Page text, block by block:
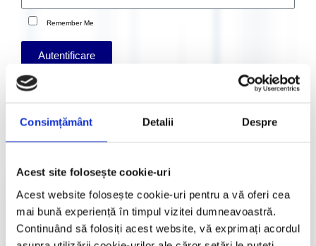
Consimțământ Detalii Despre
Acest site folosește cookie-uri
Acest website folosește cookie-uri pentru a vă oferi cea
mai bună experiență în timpul vizitei dumneavoastră.
Continuând să folosiți acest website, vă exprimați acordul
Remember Me
Autentificare
Register
Crează cont
Cursuri și manifestari naționale și
internaționale​
Accesează